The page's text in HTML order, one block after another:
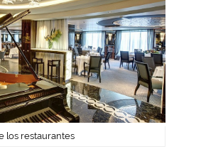
los restaurantes